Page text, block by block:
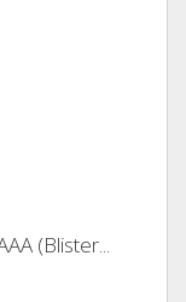
(Blister...